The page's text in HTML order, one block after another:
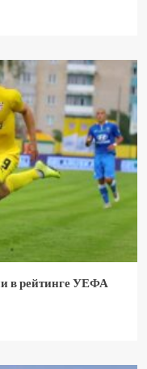
в рейтинге УЕФА